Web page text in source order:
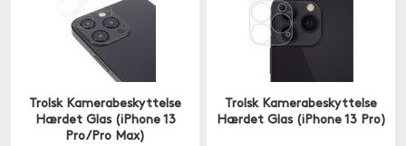
Trolsk Kamerabeskyttelse
Hærdet Glas (iPhone 13
Pro/Pro Max)
Trolsk Kamerabeskyttelse
Hærdet Glas (iPhone 13 Pro)